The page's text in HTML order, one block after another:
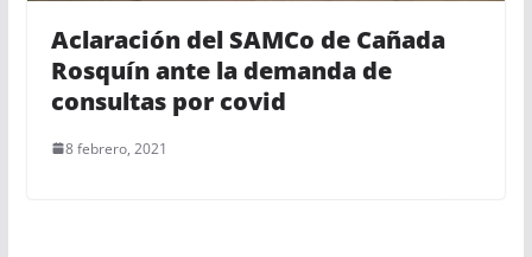
Aclaración del SAMCo de Cañada
Rosquín ante la demanda de
consultas por covid
8 febrero, 2021